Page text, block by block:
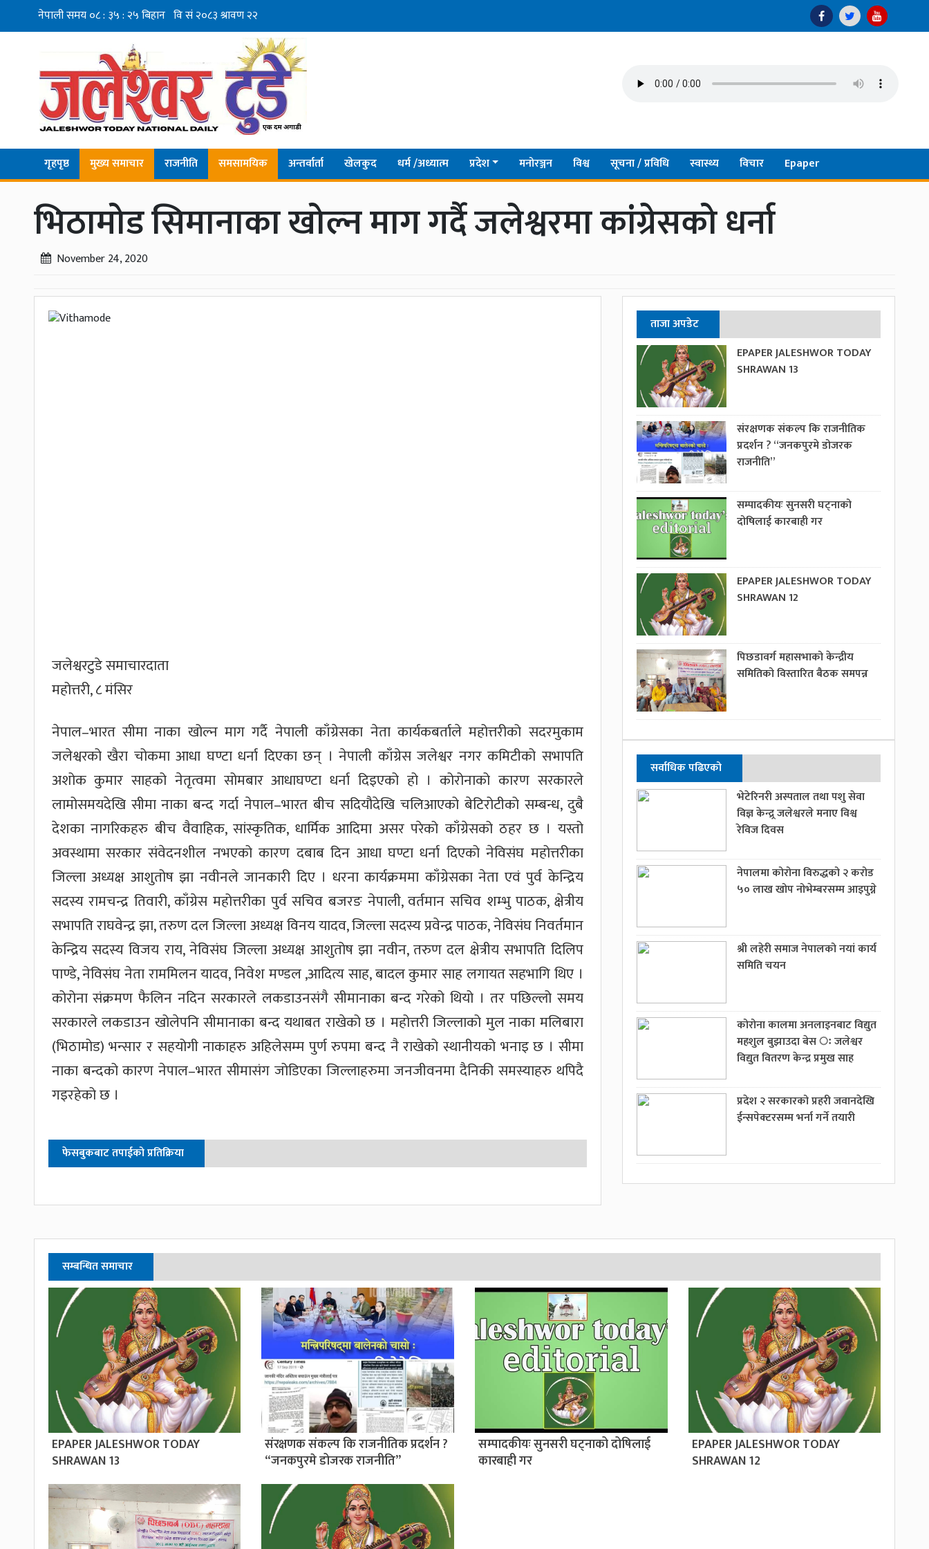
गृहपृष्ठ मुख्य समाचार राजनीति समसामयिक अन्तर्वार्ता खेलकुद धर्म /अध्यात्म प्रदेश मनोरञ्जन विश्व सूचना / प्रविधि स्वास्थ्य विचार Epaper
भिठामोड सिमानाका खोल्न माग गर्दै जलेश्वरमा कांंग्रेसको धर्ना
November 24, 2020
जलेश्वरटुडे समाचारदाता
महोत्तरी, ८ मंसिर
नेपाल–भारत सीमा नाका खोल्न माग गर्दै नेपाली काँग्रेसका नेता कार्यकबर्ताले महोत्तरीको सदरमुकाम
जलेश्वरको खैरा चोकमा आधा घण्टा धर्ना दिएका छन् । नेपाली काँग्रेस जलेश्वर नगर कमिटीको सभापति
अशोक कुमार साहको नेतृत्वमा सोमबार आधाघण्टा धर्ना दिइएको हो । कोरोनाको कारण सरकारले
लामोसमयदेखि सीमा नाका बन्द गर्दा नेपाल–भारत बीच सदियौदेखि चलिआएको बेटिरोटीको सम्बन्ध, दुबै
देशका नागरिकहरु बीच वैवाहिक, सांस्कृतिक, धार्मिक आदिमा असर परेको काँग्रेसको ठहर छ । यस्तो
अवस्थामा सरकार संवेदनशील नभएको कारण दबाब दिन आधा घण्टा धर्ना दिएको नेविसंघ महोत्तरीका
जिल्ला अध्यक्ष आशुतोष झा नवीनले जानकारी दिए । धरना कार्यक्रममा काँग्रेसका नेता एवं पुर्व केन्द्रिय
सदस्य रामचन्द्र तिवारी, काँग्रेस महोत्तरीका पुर्व सचिव बजरङ नेपाली, वर्तमान सचिव शम्भु पाठक, क्षेत्रीय
सभापति राघवेन्द्र झा, तरुण दल जिल्ला अध्यक्ष विनय यादव, जिल्ला सदस्य प्रवेन्द्र पाठक, नेविसंघ निवर्तमान
केन्द्रिय सदस्य विजय राय, नेविसंघ जिल्ला अध्यक्ष आशुतोष झा नवीन, तरुण दल क्षेत्रीय सभापति दिलिप
पाण्डे, नेविसंघ नेता राममिलन यादव, निवेश मण्डल ,आदित्य साह, बादल कुमार साह लगायत सहभागि थिए ।
कोरोना संक्रमण फैलिन नदिन सरकारले लकडाउनसंगै सीमानाका बन्द गरेको थियो । तर पछिल्लो समय
सरकारले लकडाउन खोलेपनि सीमानाका बन्द यथाबत राखेको छ । महोत्तरी जिल्लाको मुल नाका मलिबारा
(भिठामोड) भन्सार र सहयोगी नाकाहरु अहिलेसम्म पुर्ण रुपमा बन्द नै राखेको स्थानीयको भनाइ छ । सीमा
नाका बन्दको कारण नेपाल–भारत सीमासंग जोडिएका जिल्लाहरुमा जनजीवनमा दैनिकी समस्याहरु थपिदै
गइरहेको छ ।
फेसबुकबाट तपाईको प्रतिक्रिया
ताजा अपडेट
EPAPER JALESHWOR TODAY
SHRAWAN 13
संरक्षणक संकल्प कि राजनीतिक
प्रदर्शन ? “जनकपुरमे डोजरक
राजनीति”
सम्पादकीयः सुनसरी घट्नाको
दोषिलाई कारबाही गर
EPAPER JALESHWOR TODAY
SHRAWAN 12
पिछडावर्ग महासभाको केन्द्रीय
समितिको विस्तारित बैठक समपन्न
सर्वाधिक पढिएको
भेटेरिनरी अस्पताल तथा पशु सेवा
विज्ञ केन्द्र्र जलेश्वरले मनाए विश्व
रेविज दिवस
नेपालमा कोरोना विरुद्धको २ करोड
५० लाख खोप नोभेम्बरसम्म आइपुग्ने
श्री लहेरी समाज नेपालको नयां कार्य
समिति चयन
कोरोना कालमा अनलाइनबाट विद्युत
महशुल बुझाउदा बेस ः जलेश्वर
विद्युत वितरण केन्द्र प्रमुख साह
प्रदेश २ सरकारको प्रहरी जवानदेखि
ईन्सपेक्टरसम्म भर्ना गर्ने तयारी
सम्बन्धित समाचार
EPAPER JALESHWOR TODAY
SHRAWAN 13
संरक्षणक संकल्प कि राजनीतिक प्रदर्शन ?
“जनकपुरमे डोजरक राजनीति”
सम्पादकीयः सुनसरी घट्नाको दोषिलाई
कारबाही गर
EPAPER JALESHWOR TODAY
SHRAWAN 12